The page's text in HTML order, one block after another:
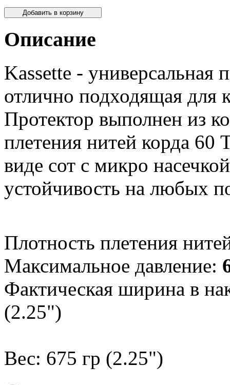
Описание
Kassette -
отлично подходящая для
Протектор выполнен из
плетения нитей корда 60
виде сот с микро
устойчивость на любых
Плотность плетения
Максимальное давление:
Фактическая ширина в
(2.25")
Вес: 675 гр (2.25")